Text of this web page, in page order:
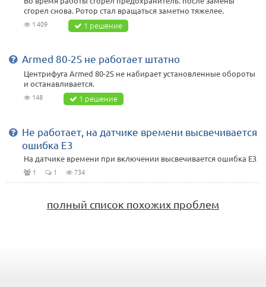
сгорел снова. Ротор стал вращаться заметно тяжелее.
1 409 1 решение
Armed 80-2S не работает штатно
Центрифуга Armed 80-2S не набирает установленные обороты
и останавливается.
148 1 решение
Не работает, на датчике времени высвечивается
ошибка E3
На датчике времени при включении высвечивается ошибка E3
1 1 734
полный список похожих проблем